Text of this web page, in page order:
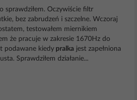
sprawdziłem. Oczywiście filtr
bez zabrudzeń i szczelne. Wczoraj
testowałem miernikiem
że pracuje w zakresie 1670Hz do
podawane kiedy pralka jest zapełniona
Sprawdziłem działanie...